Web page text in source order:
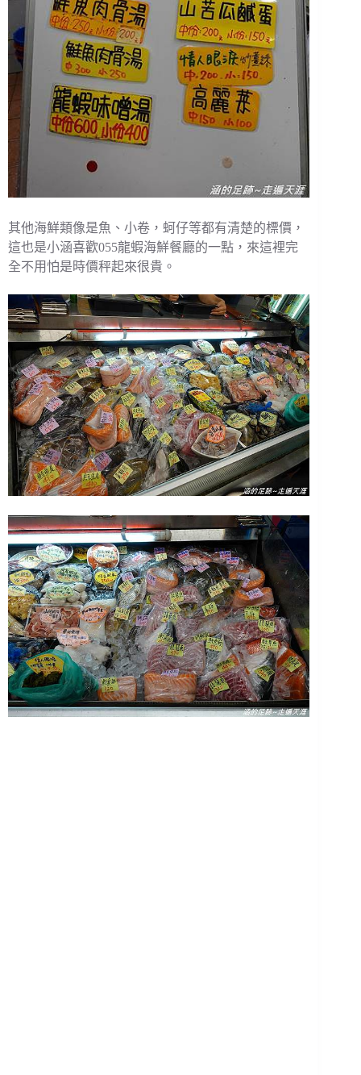
其他海鮮類像是魚、小卷，蚵仔等都有清楚的標價，
這也是小涵喜歡055龍蝦海鮮餐廳的一點，來這裡完
全不用怕是時價秤起來很貴。